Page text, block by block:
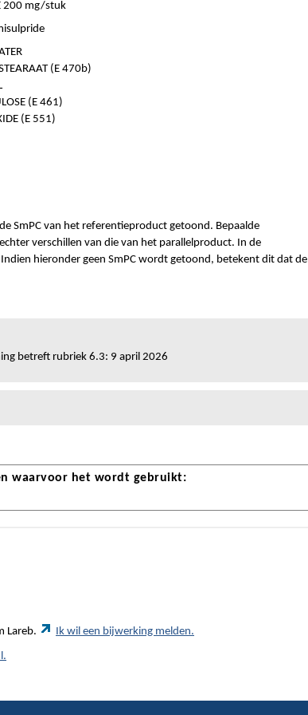
200 mg/stuk
(E 470b)
(E 461)
(E 551)
SmPC van het referentieproduct getoond. Bepaalde
verschillen van die van het parallelproduct. In de
hieronder geen SmPC wordt getoond, betekent dit dat de
betreft rubriek 6.3: 9 april 2026
waarvoor het wordt gebruikt:
Lareb. Ik wil een bijwerking melden.